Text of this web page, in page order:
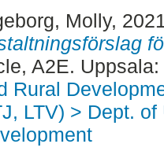
Molly,
A2E. Uppsala:
Rural
LTV) > Dept.